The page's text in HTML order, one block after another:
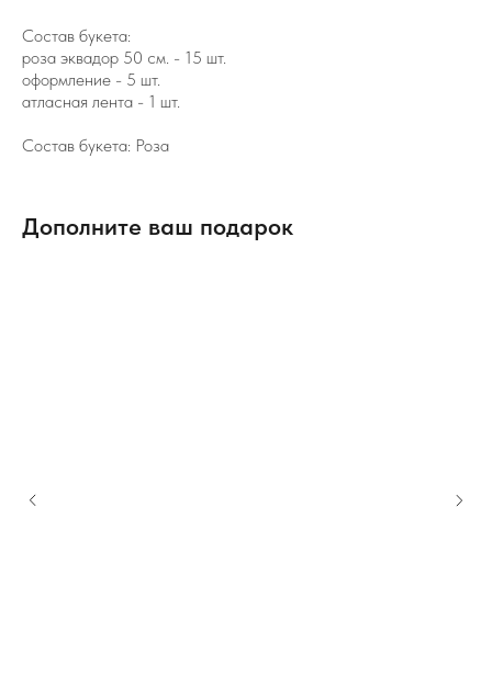
Состав букета:
роза эквадор 50 см. - 15 шт.
оформление - 5 шт.
атласная лента - 1 шт.
Состав букета: Роза
Дополните ваш подарок